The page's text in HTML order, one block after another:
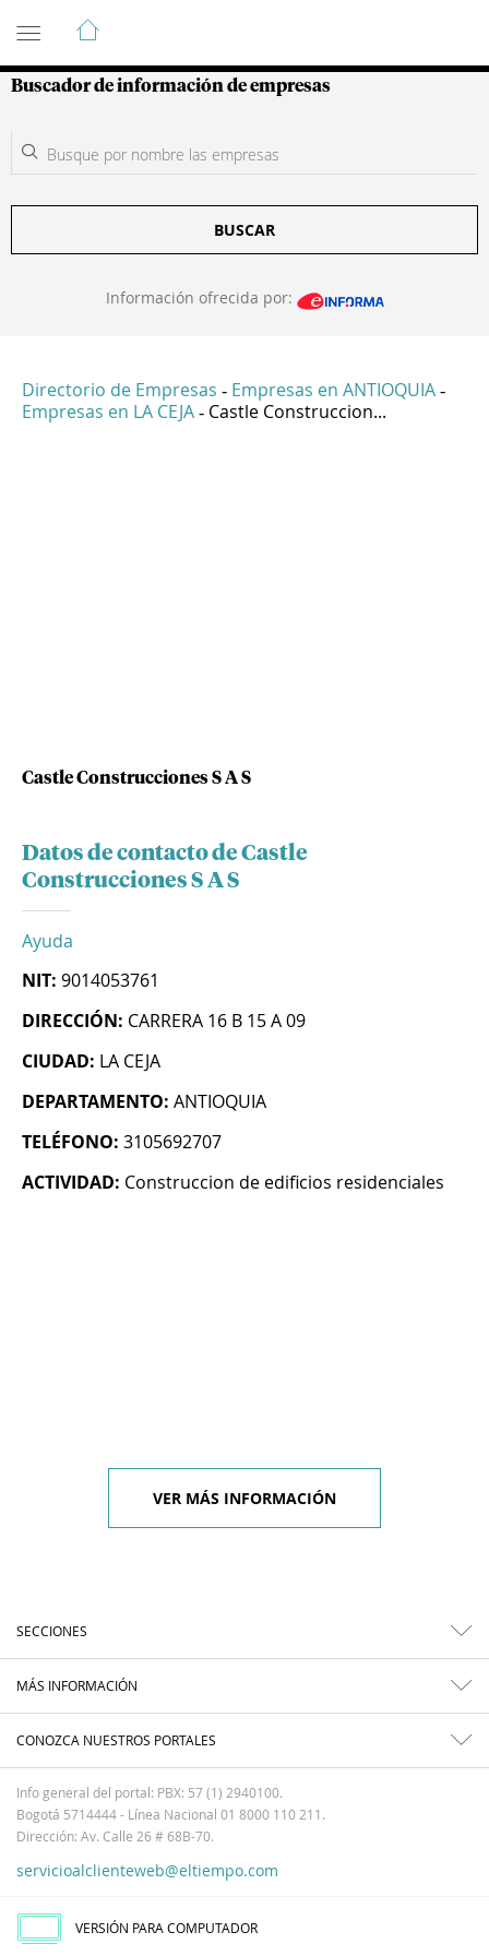
Guía de Empresas Colombianas
Buscador de información de empresas
BUSCAR
Información ofrecida por:
Directorio de Empresas - Empresas en ANTIOQUIA -
Empresas en LA CEJA - Castle Construccion...
Castle Construcciones S A S
Datos de contacto de Castle
Construcciones S A S
Ayuda
NIT: 9014053761
DIRECCIÓN: CARRERA 16 B 15 A 09
CIUDAD: LA CEJA
DEPARTAMENTO: ANTIOQUIA
TELÉFONO: 3105692707
ACTIVIDAD: Construccion de edificios residenciales
VER MÁS INFORMACIÓN
SECCIONES
MÁS INFORMACIÓN
CONOZCA NUESTROS PORTALES
Info general del portal: PBX: 57 (1) 2940100.
Bogotá 5714444 - Línea Nacional 01 8000 110 211.
Dirección: Av. Calle 26 # 68B-70.
servicioalclienteweb@eltiempo.com
VERSIÓN PARA COMPUTADOR